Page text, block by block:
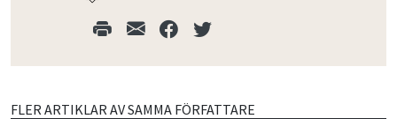
FLER ARTIKLAR AV SAMMA FÖRFATTARE